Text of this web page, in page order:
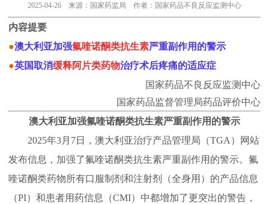
2025-04-26 来源：国家药监局 作者：国家药品不良反应监测中心
内容提要
●澳大利亚加强氟喹诺酮类抗生素严重副作用的警示
●英国取消缓释阿片类药物治疗术后疼痛的适应症
国家药品不良反应监测中心
国家药品监督管理局药品评价中心
澳大利亚加强氟喹诺酮类抗生素严重副作用的警示
2025年3月7日，澳大利亚治疗产品管理局（TGA）网站
发布信息，加强了氟喹诺酮类抗生素严重副作用的警示。氟
喹诺酮类药物所有口服制剂和注射剂（全身用）的产品信息
（PI）和患者用药信息（CMI）中都增加了更突出的警告，